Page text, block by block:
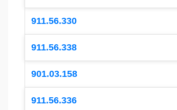
911.56.330
911.56.338
901.03.158
911.56.336